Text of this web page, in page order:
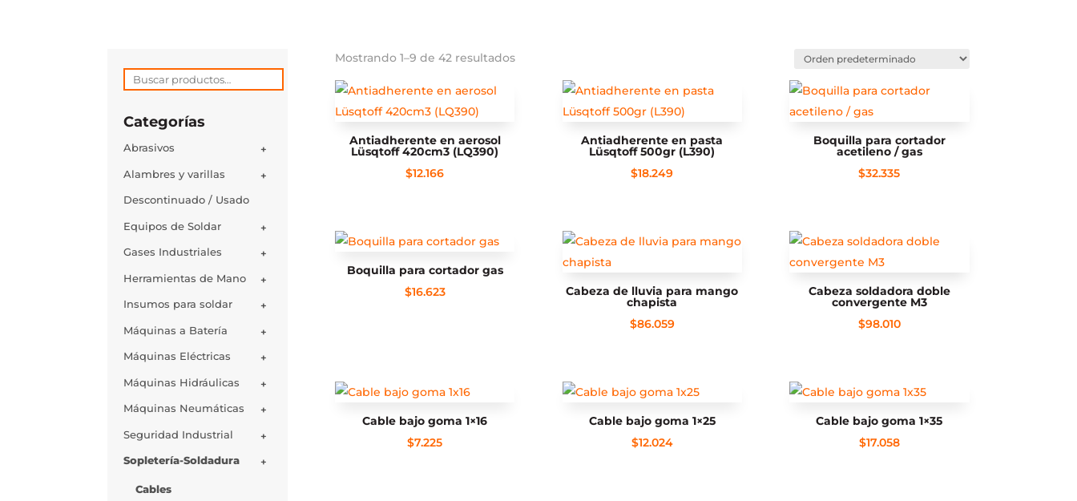
Buscar
Categorías
+
Abrasivos
+
Alambres y varillas
Descontinuado / Usado
+
Equipos de Soldar
+
Gases Industriales
+
Herramientas de Mano
+
Insumos para soldar
+
Máquinas a Batería
+
Máquinas Eléctricas
+
Máquinas Hidráulicas
+
Máquinas Neumáticas
+
Seguridad Industrial
+
Sopletería-Soldadura
Cables
Mostrando 1–9 de 42 resultados
Antiadherente en aerosol
Lüsqtoff 420cm3 (LQ390)
$12.166
Antiadherente en pasta
Lüsqtoff 500gr (L390)
$18.249
Boquilla para cortador
acetileno / gas
$32.335
Boquilla para cortador gas
$16.623 Cabeza de lluvia para mango
chapista
$86.059
Cabeza soldadora doble
convergente M3
$98.010
Cable bajo goma 1×16
$7.225
Cable bajo goma 1×25
$12.024
Cable bajo goma 1×35
$17.058